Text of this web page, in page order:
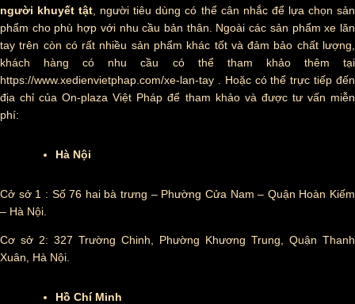
người khuyết tật , người tiêu dùng có thể cân nhắc để lựa chọn sản
phẩm cho phù hợp với nhu cầu bản thân. Ngoài các sản phẩm xe lăn
tay trên còn có rất nhiều sản phẩm khác tốt và đảm bảo chất lượng,
khách hàng có nhu cầu có thể tham khảo thêm tại
https://www.xedienvietphap.com/xe-lan-tay . Hoặc có thể trực tiếp đến
địa chỉ của On-plaza Việt Pháp để tham khảo và được tư vấn miễn
phí:
Hà Nội
Cở sở 1 : Số 76 hai bà trưng – Phường Cửa Nam – Quận Hoàn Kiếm
– Hà Nội.
Cơ sở 2: 327 Trường Chinh, Phường Khương Trung, Quận Thanh
Xuân, Hà Nội.
Hồ Chí Minh